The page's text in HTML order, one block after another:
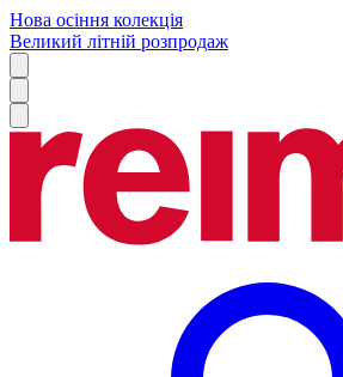
Нова осіння колекція
Великий літній розпродаж